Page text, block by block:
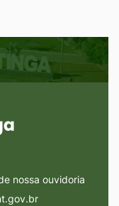
nossa ouvidoria